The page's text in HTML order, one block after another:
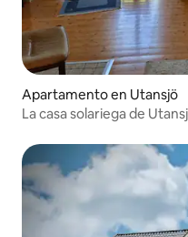
Apartamento en Utansjö
La casa solariega de